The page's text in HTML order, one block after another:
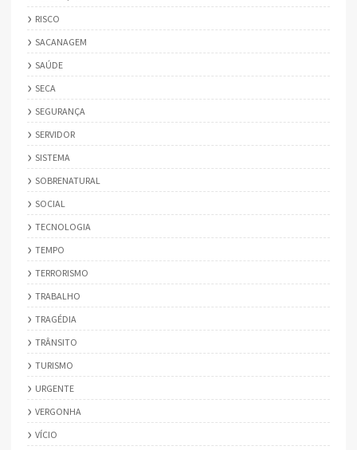
RISCO
SACANAGEM
SAÚDE
SECA
SEGURANÇA
SERVIDOR
SISTEMA
SOBRENATURAL
SOCIAL
TECNOLOGIA
TEMPO
TERRORISMO
TRABALHO
TRAGÉDIA
TRÂNSITO
TURISMO
URGENTE
VERGONHA
VÍCIO